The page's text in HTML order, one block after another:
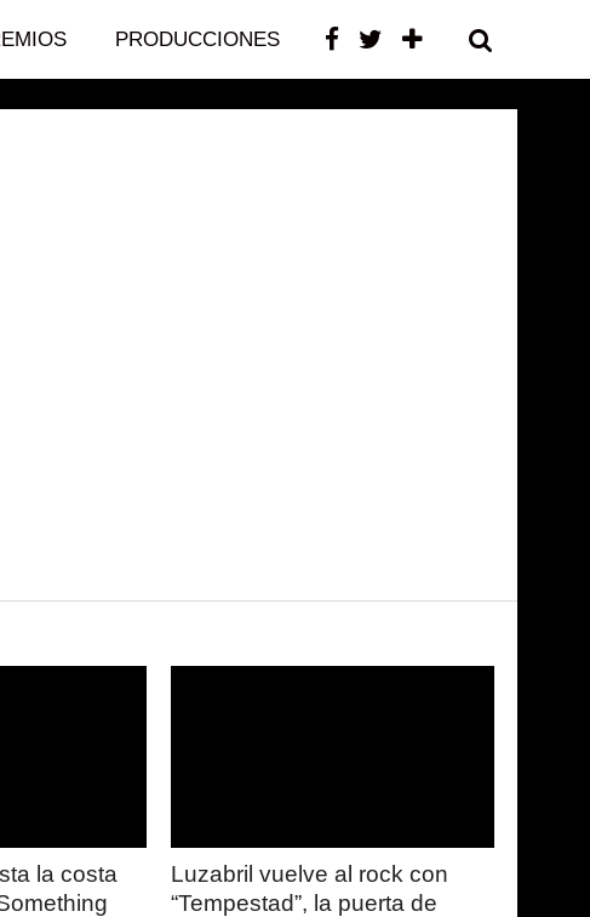
PRODUCCIONES CONTACTO
la costa
Luzabril vuelve al rock con
“Tempestad”, la puerta de